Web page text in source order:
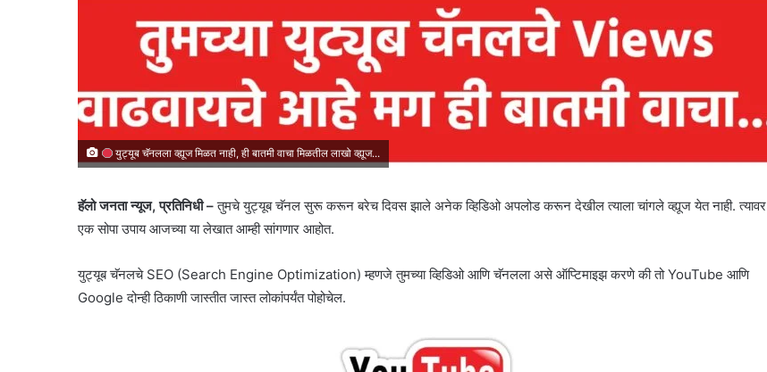
युट्यूब चॅनलला व्ह्यूज मिळत नाही, ही बातमी वाचा मिळतील लाखो व्ह्यूज...
हॅलो जनता न्यूज, प्रतिनिधी –तुमचे युट्यूब चॅनल सुरू करून बरेच दिवस झाले अनेक व्हिडिओ अपलोड करून देखील त्याला चांगले व्ह्यूज येत नाही. त्यावर
एक सोपा उपाय आजच्या या लेखात आम्ही सांगणार आहोत.
युट्यूब चॅनलचे SEO (Search Engine Optimization) म्हणजे तुमच्या व्हिडिओ आणि चॅनलला असे ऑप्टिमाइझ करणे की तो YouTube आणि
Google दोन्ही ठिकाणी जास्तीत जास्त लोकांपर्यंत पोहोचेल.